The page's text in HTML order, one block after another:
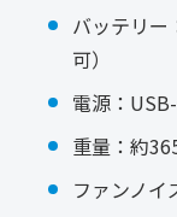
バッテリー
可）
電源：
重量：約
ファンノイ